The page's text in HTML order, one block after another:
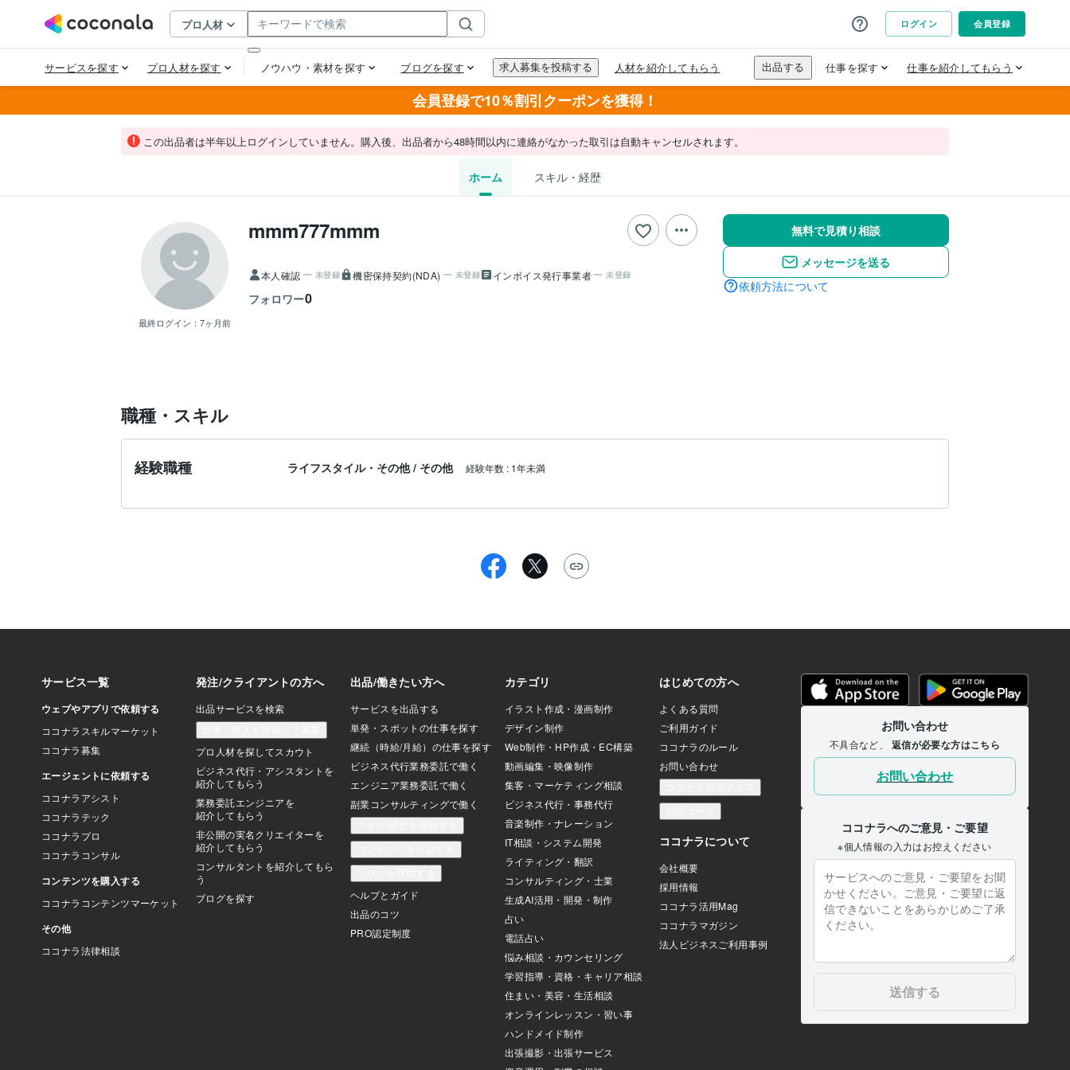
会員登録で10％割引クーポンを獲得！
この出品者は半年以上ログインしていません。購入後、出品者から48時間以内に連絡がなかった取引は自動キャンセルされます。
ホーム スキル・経歴
最終ログイン： 7ヶ月前
mmm777mmm
本人確認 未登録 機密保持契約(NDA) 未登録 インボイス発行事業者 未登録
フォロワー0
無料で見積り相談
メッセージを送る
依頼方法について
職種・スキル
経験職種 ライフスタイル・その他 / その他 経験年数 : 1年未満